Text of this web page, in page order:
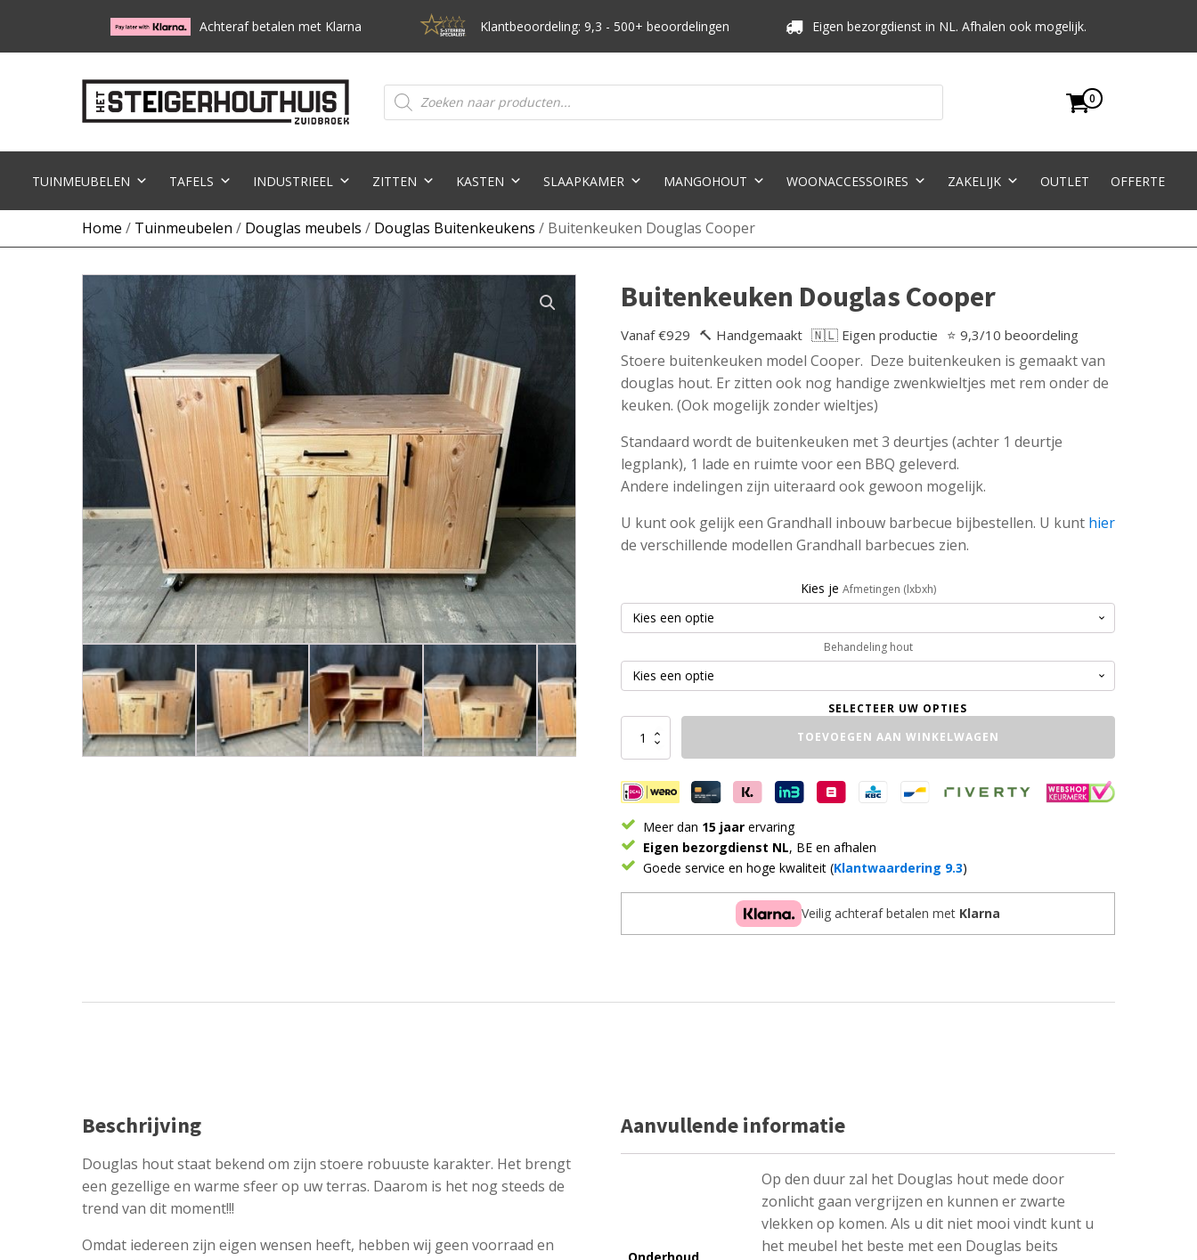
Achteraf betalen met Klarna Klantbeoordeling: 9,3 - 500+ beoordelingen Eigen bezorgdienst in NL. Afhalen ook mogelijk.
Producten
zoeken
0
TUINMEUBELEN TAFELS INDUSTRIEEL ZITTEN KASTEN SLAAPKAMER MANGOHOUT WOONACCESSOIRES ZAKELIJK OUTLET OFFERTE
Home / Tuinmeubelen / Douglas meubels / Douglas Buitenkeukens / Buitenkeuken Douglas Cooper
Buitenkeuken Douglas Cooper
Vanaf €929 🔨 Handgemaakt 🇳🇱 Eigen productie ⭐ 9,3/10 beoordeling
Stoere buitenkeuken model Cooper. Deze buitenkeuken is gemaakt van
douglas hout. Er zitten ook nog handige zwenkwieltjes met rem onder de
keuken. (Ook mogelijk zonder wieltjes)
Standaard wordt de buitenkeuken met 3 deurtjes (achter 1 deurtje
legplank), 1 lade en ruimte voor een BBQ geleverd.
Andere indelingen zijn uiteraard ook gewoon mogelijk.
U kunt ook gelijk een Grandhall inbouw barbecue bijbestellen. U kunt hier
de verschillende modellen Grandhall barbecues zien.
Kies je Afmetingen (lxbxh)
Behandeling hout
Buitenkeuken
Douglas
aantal
TOEVOEGEN AAN WINKELWAGEN
Meer dan 15 jaar ervaring
Eigen bezorgdienst NL, BE en afhalen
Goede service en hoge kwaliteit (Klantwaardering 9.3)
Veilig achteraf betalen met Klarna
Beschrijving
Douglas hout staat bekend om zijn stoere robuuste karakter. Het brengt
een gezellige en warme sfeer op uw terras. Daarom is het nog steeds de
trend van dit moment!!!
Omdat iedereen zijn eigen wensen heeft, hebben wij geen voorraad en
Aanvullende informatie
Op den duur zal het Douglas hout mede door
zonlicht gaan vergrijzen en kunnen er zwarte
vlekken op komen. Als u dit niet mooi vindt kunt u
het meubel het beste met een Douglas beits